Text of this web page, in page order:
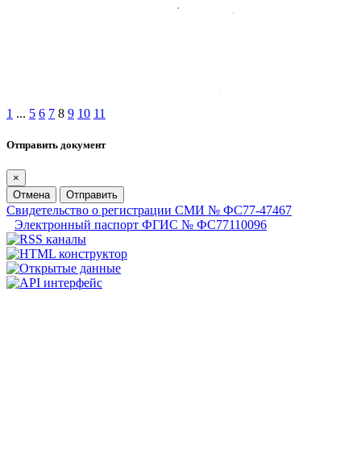
1 ... 5 6 7 8 9 10 11
Отправить документ
×
Отмена
Отправить
Свидетельство о регистрации СМИ № ФС77-47467
Электронный паспорт ФГИС № ФС77110096